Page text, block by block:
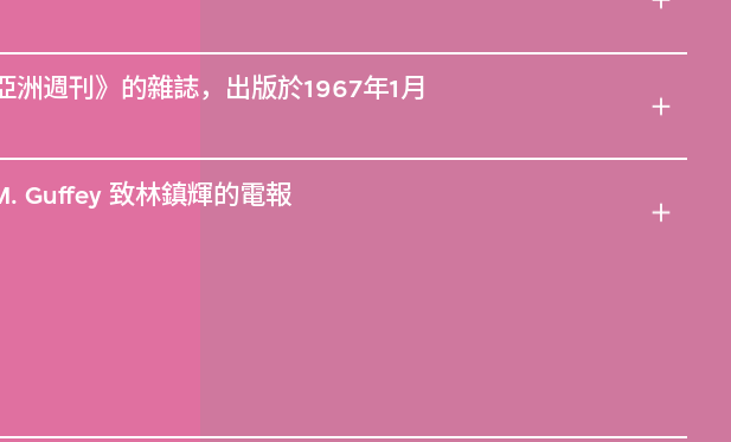
洲週刊》的雜誌，出版於1967年1月
Guffey 致林鎮輝的電報